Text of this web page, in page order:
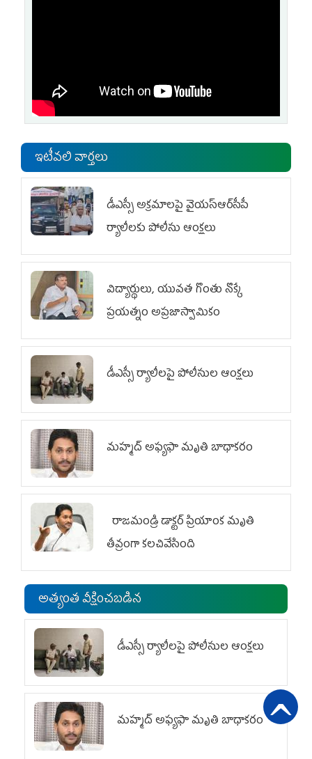
ఇటీవలి వార్తలు
డీఎస్సీ అక్రమాలపై వైయ‌స్ఆర్‌సీపీ
ర్యాలీలకు పోలీసు ఆంక్షలు
విద్యార్థులు, యువత గొంతు నొక్కే
ప్రయత్నం అప్రజాస్వామికం
డీఎస్సీ ర్యాలీలపై పోలీసుల ఆంక్షలు
మహ్మద్‌ అఫ్యఫా మృతి బాధాకరం
రాజమండ్రి డాక్టర్‌ ప్రియాంక మృతి
తీవ్రంగా కలచివేసింది
అత్యంత వీక్షించబడిన
డీఎస్సీ ర్యాలీలపై పోలీసుల ఆంక్షలు
మహ్మద్‌ అఫ్యఫా మృతి బాధాకరం